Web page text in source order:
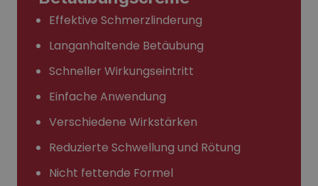
Effektive Schmerzlinderung
Langanhaltende Betäubung
Schneller Wirkungseintritt
Einfache Anwendung
Verschiedene Wirkstärken
Reduzierte Schwellung und Rötung
Nicht fettende Formel